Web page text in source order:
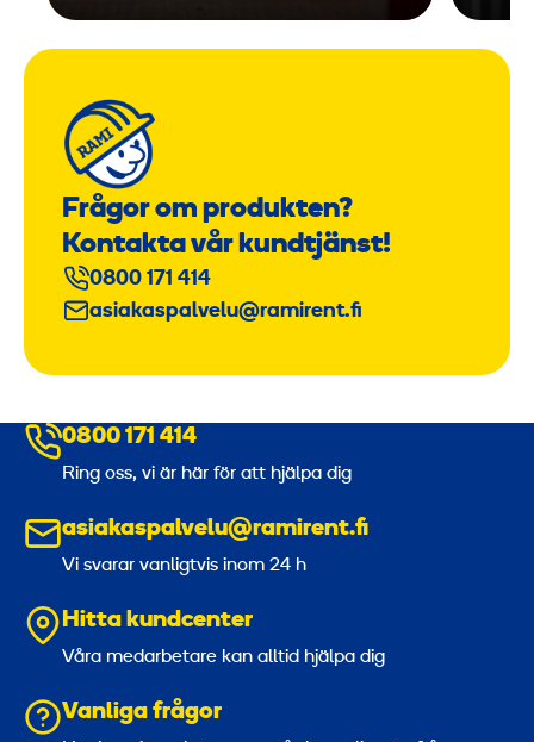
Frågor om produkten?
Kontakta vår kundtjänst!
0800 171 414
asiakaspalvelu@ramirent.fi
0800 171 414
Ring oss, vi är här för att hjälpa dig
asiakaspalvelu@ramirent.fi
Vi svarar vanligtvis inom 24 h
Hitta kundcenter
Våra medarbetare kan alltid hjälpa dig
Vanliga frågor